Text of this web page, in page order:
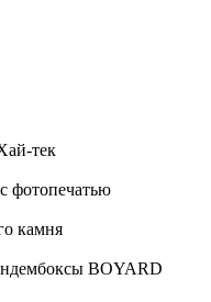
тек
фотопечатью
камня
BOYARD